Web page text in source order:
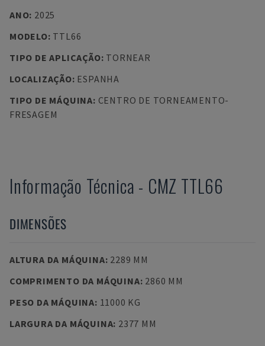
ANO: 2025
MODELO: TTL66
TIPO DE APLICAÇÃO: TORNEAR
LOCALIZAÇÃO: ESPANHA
TIPO DE MÁQUINA: CENTRO DE TORNEAMENTO-
FRESAGEM
Informação Técnica - CMZ TTL66
DIMENSÕES
ALTURA DA MÁQUINA: 2289 MM
COMPRIMENTO DA MÁQUINA: 2860 MM
PESO DA MÁQUINA: 11000 KG
LARGURA DA MÁQUINA: 2377 MM